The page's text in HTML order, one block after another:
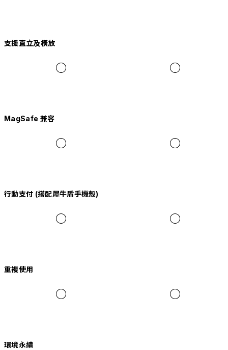
支援直立及橫放
MagSafe 兼容
行動支付 (搭配犀牛盾手機殼)
重複使用
環境永續